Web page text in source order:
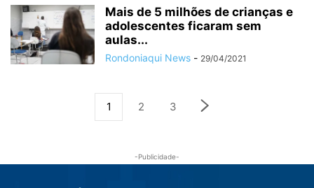
Mais de 5 milhões de crianças e
adolescentes ficaram sem
aulas...
Rondoniaqui News - 29/04/2021
1 2 3
-Publicidade-